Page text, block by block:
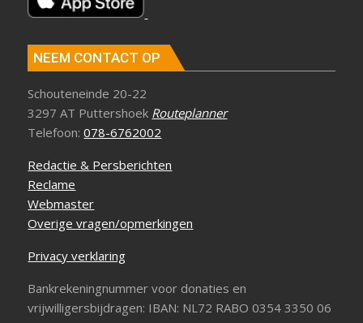
NEEM CONTACT OP
Schouteneinde 20-22
3297 AT Puttershoek Routeplanner
Telefoon:078-6762002
Redactie & Persberichten
Reclame
Webmaster
Overige vragen/opmerkingen
Privacy verklaring
Bankrekeningnummer voor donaties en
vrijwilligersbijdragen: IBAN: NL72 RABO 0354 3350 06